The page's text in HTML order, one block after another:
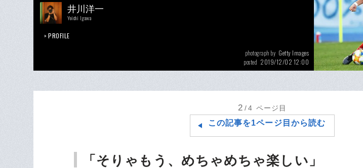
井川洋一
Yoichi Igawa
PROFILE
photograph by Getty Images
posted 2019/12/02 12:00
横浜F・マリ
2 /4 ページ目
この記事を1ページ目から読む
「そりゃもう、めちゃめちゃ楽しい」